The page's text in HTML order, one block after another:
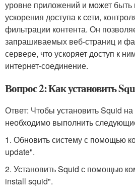
уровне приложений и может быть
ускорения доступа к сети,
фильтрации контента. Он
запрашиваемых веб-страниц и
сервере, что ускоряет доступ к
интернет-соединение.
Вопрос 2: Как установить
Ответ: Чтобы установить Squid
необходимо выполнить
1. Обновить систему с помощью
update".
2. Установить Squid с помощью
install squid".